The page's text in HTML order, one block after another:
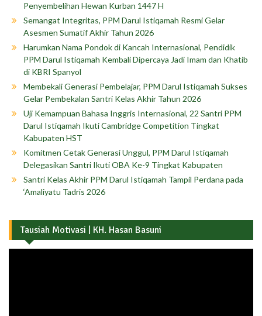
Penyembelihan Hewan Kurban 1447 H
Semangat Integritas, PPM Darul Istiqamah Resmi Gelar
Asesmen Sumatif Akhir Tahun 2026
Harumkan Nama Pondok di Kancah Internasional, Pendidik
PPM Darul Istiqamah Kembali Dipercaya Jadi Imam dan Khatib
di KBRI Spanyol
Membekali Generasi Pembelajar, PPM Darul Istiqamah Sukses
Gelar Pembekalan Santri Kelas Akhir Tahun 2026
Uji Kemampuan Bahasa Inggris Internasional, 22 Santri PPM
Darul Istiqamah Ikuti Cambridge Competition Tingkat
Kabupaten HST
Komitmen Cetak Generasi Unggul, PPM Darul Istiqamah
Delegasikan Santri Ikuti OBA Ke-9 Tingkat Kabupaten
Santri Kelas Akhir PPM Darul Istiqamah Tampil Perdana pada
‘Amaliyatu Tadris 2026
Tausiah Motivasi | KH. Hasan Basuni